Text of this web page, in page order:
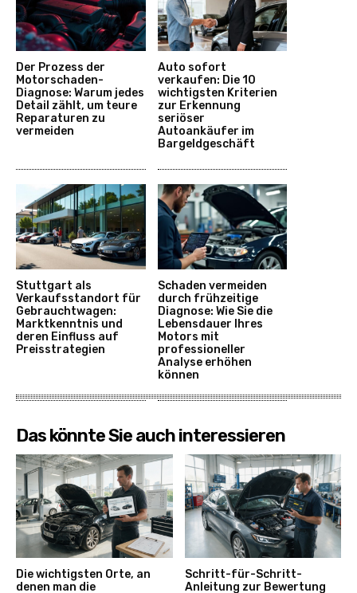
Der Prozess der
Motorschaden-
Diagnose: Warum jedes
Detail zählt, um teure
Reparaturen zu
vermeiden
Auto sofort
verkaufen: Die 10
wichtigsten Kriterien
zur Erkennung
seriöser
Autoankäufer im
Bargeldgeschäft
Stuttgart als
Verkaufsstandort für
Gebrauchtwagen:
Marktkenntnis und
deren Einfluss auf
Preisstrategien
Schaden vermeiden
durch frühzeitige
Diagnose: Wie Sie die
Lebensdauer Ihres
Motors mit
professioneller
Analyse erhöhen
können
Das könnte Sie auch interessieren
Die wichtigsten Orte, an
denen man die
Schritt-für-Schritt-
Anleitung zur Bewertung